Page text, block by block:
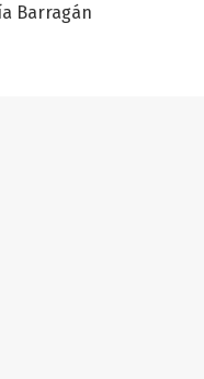
Barragán